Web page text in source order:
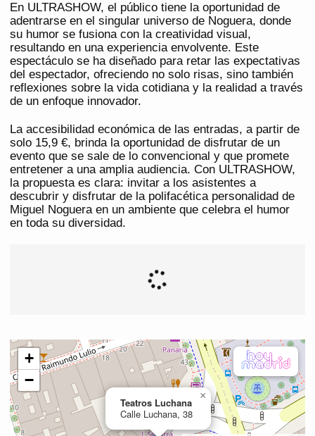
En ULTRASHOW, el público tiene la oportunidad de
adentrarse en el singular universo de Noguera, donde
su humor se fusiona con la creatividad visual,
resultando en una experiencia envolvente. Este
espectáculo se ha diseñado para retar las expectativas
del espectador, ofreciendo no solo risas, sino también
reflexiones sobre la vida cotidiana y la realidad a través
de un enfoque innovador.
La accesibilidad económica de las entradas, a partir de
solo 15,9 €, brinda la oportunidad de disfrutar de un
evento que se sale de lo convencional y que promete
entretener a una amplia audiencia. Con ULTRASHOW,
la propuesta es clara: invitar a los asistentes a
descubrir y disfrutar de la polifacética personalidad de
Miguel Noguera en un ambiente que celebra el humor
en toda su diversidad.